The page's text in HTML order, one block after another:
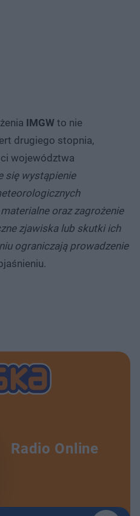
IMGW to nie
drugiego stopnia,
województwa
się wystąpienie
oraz zagrożenie
zjawiska lub skutki ich
ograniczają prowadzenie
Radio Online